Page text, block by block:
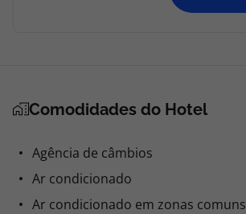
Comodidades do Hotel
Agência de câmbios
Ar condicionado
Ar condicionado em zonas comuns